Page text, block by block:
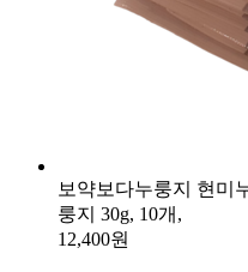
보약보다누룽지 현미
룽지 30g, 10개,
12,400원